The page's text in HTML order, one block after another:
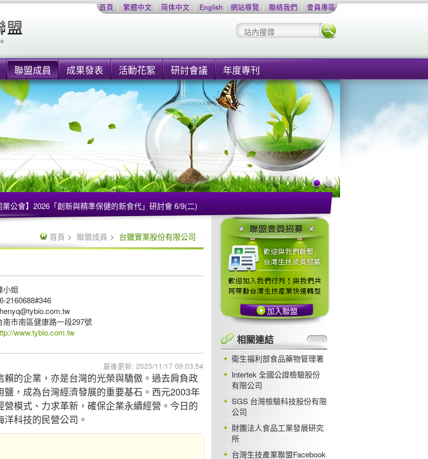
首頁 | 繁體中文 | 简体中文 | English | 網站導覽 | 聯絡我們 | 會員專區
聯盟成員 成果發表 活動花絮 研討會議 年度專刊
業公會】2026「創新與精準保健的新食代」研討會 6/9(二)
首頁 聯盟成員 台鹽實業股份有限公司
小姐
2160688#346
南市南區健康路一段297號
www.tybio.com.tw
最後更新: 2025/11/17 09:03:54
的企業，亦是台灣的光榮與驕傲。過去肩負政
，成為台灣經濟發展的重要基石。西元2003年
模式、力求革新，確保企業永續經營。今日的
科技的民營公司。
加入聯盟
相關連結
衛生福利部食品藥物管理署
Intertek 全國公證檢驗股份
有限公司
SGS 台灣檢驗科技股份有限
公司
財團法人食品工業發展研究
所
台灣生技產業聯盟Facebook